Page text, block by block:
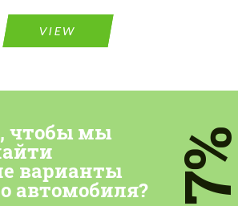
VIEW
чтобы мы
варианты
автомобиля?
СО МНОЙ
СО МНОЙ